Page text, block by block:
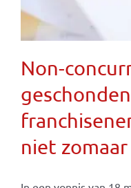
Non-
niet